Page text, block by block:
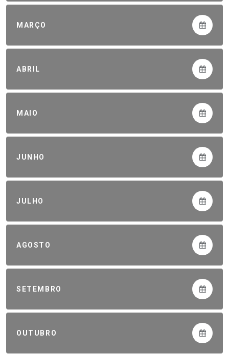
MARÇO
ABRIL
MAIO
JUNHO
JULHO
AGOSTO
SETEMBRO
OUTUBRO